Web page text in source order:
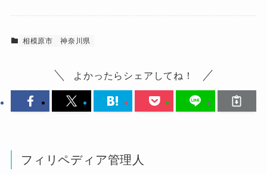
相模原市 神奈川県
よかったらシェアしてね！
フィリペディア管理人